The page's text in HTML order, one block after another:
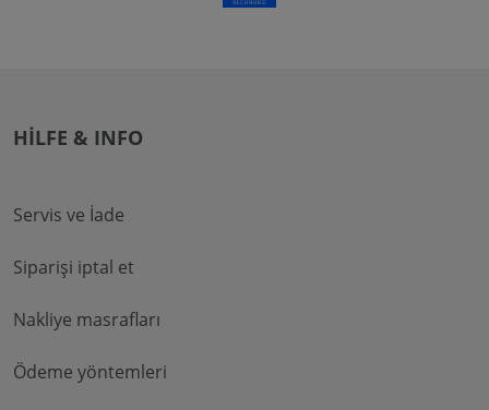
HILFE & INFO
Servis ve İade
Siparişi iptal et
Nakliye masrafları
Ödeme yöntemleri